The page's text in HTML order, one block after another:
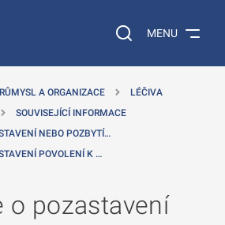
Vyhledávání na
MENU
A ORGANIZACE
LÉČIVA
SOUVISEJÍCÍ INFORMACE
NEBO POZBYTÍ…
POVOLENÍ K …
o pozastavení